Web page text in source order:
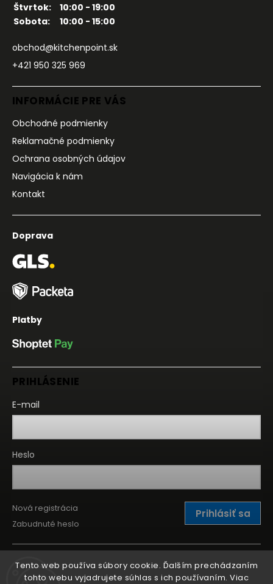
Tento web používa súbory cookie. Ďalším prechádzaním
tohto webu vyjadrujete súhlas s ich používaním. Viac
Štvrtok:
10:00 - 19:00
Sobota:
10:00 - 15:00
obchod@kitchenpoint.sk
+421 950 325 969
INFORMÁCIE PRE VÁS
Obchodné podmienky
Reklamačné podmienky
Ochrana osobných údajov
Navigácia k nám
Kontakt
Doprava
Platby
PRIHLÁSENIE
E-mail
Heslo
Prihlásiť sa
Nová registrácia
Zabudnuté heslo